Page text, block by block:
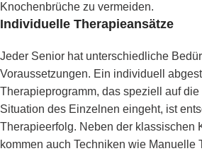
Knochenbrüche zu vermeiden.
Individuelle Therapieansätze
Jeder Senior hat unterschiedliche
Voraussetzungen. Ein individuell
Therapieprogramm, das speziell auf
Situation des Einzelnen eingeht, ist
Therapieerfolg. Neben der klassischen
kommen auch Techniken wie Manuelle